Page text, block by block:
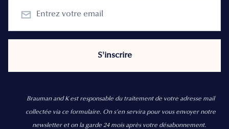
Brauman and K est responsable du traitement de votre adresse mail
collectée via ce formulaire. On s’en servira pour vous envoyer notre
newsletter et on la garde 24 mois après votre désabonnement.